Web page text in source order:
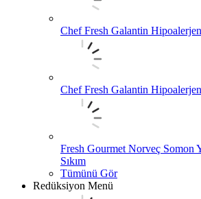
Chef Fresh Galantin
Chef Fresh Galantin
Fresh Gourmet Norveç Somon
Sıkım
Tümünü Gör
Redüksiyon Menü